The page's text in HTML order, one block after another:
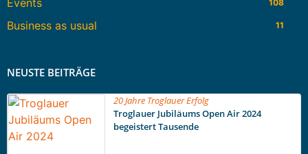
108
Business as usual 11
NEUSTE BEITRÄGE
20 Jahre Troglauer Erfolg
Troglauer Jubiläums Open Air 2024
begeistert Tausende